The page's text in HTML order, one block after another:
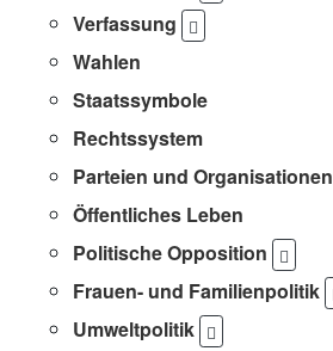
Verfassung
Wahlen
Staatssymbole
Rechtssystem
Parteien und Organisationen
Öffentliches Leben
Politische Opposition
Frauen- und Familienpolitik
Umweltpolitik